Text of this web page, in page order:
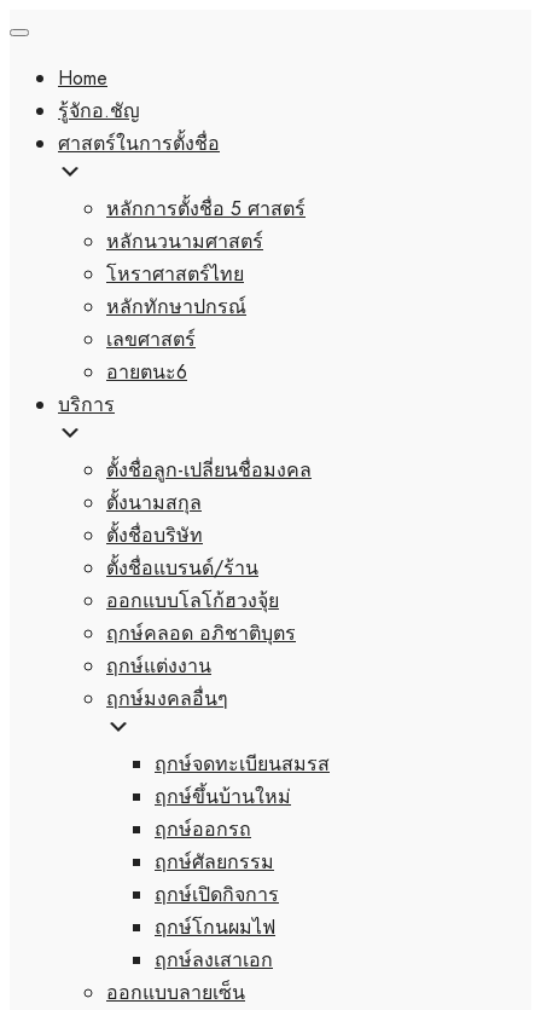
Home
รู้จักอ.ชัญ
ศาสตร์ในการตั้งชื่อ
หลักการตั้งชื่อ 5 ศาสตร์
หลักนวนามศาสตร์
โหราศาสตร์ไทย
หลักทักษาปกรณ์
เลขศาสตร์
อายตนะ6
บริการ
ตั้งชื่อลูก-เปลี่ยนชื่อมงคล
ตั้งนามสกุล
ตั้งชื่อบริษัท
ตั้งชื่อแบรนด์/ร้าน
ออกแบบโลโก้ฮวงจุ้ย
ฤกษ์คลอด อภิชาติบุตร
ฤกษ์แต่งงาน
ฤกษ์มงคลอื่นๆ
ฤกษ์จดทะเบียนสมรส
ฤกษ์ขึ้นบ้านใหม่
ฤกษ์ออกรถ
ฤกษ์ศัลยกรรม
ฤกษ์เปิดกิจการ
ฤกษ์โกนผมไฟ
ฤกษ์ลงเสาเอก
ออกแบบลายเซ็น